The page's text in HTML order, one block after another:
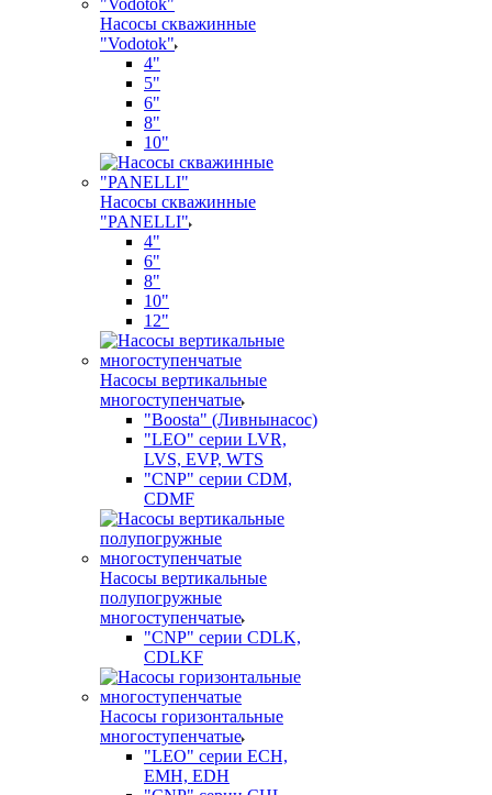
Насосы скважинные
"Vodotok"
4"
5"
6"
8"
10"
Насосы скважинные
"PANELLI"
4"
6"
8"
10"
12"
Насосы вертикальные
многоступенчатые
"Boosta" (Ливнынасос)
"LEO" серии LVR,
LVS, EVP, WTS
"CNP" серии CDM,
CDMF
Насосы вертикальные
полупогружные
многоступенчатые
"CNP" серии CDLK,
CDLKF
Насосы горизонтальные
многоступенчатые
"LEO" серии ECH,
EMH, EDH